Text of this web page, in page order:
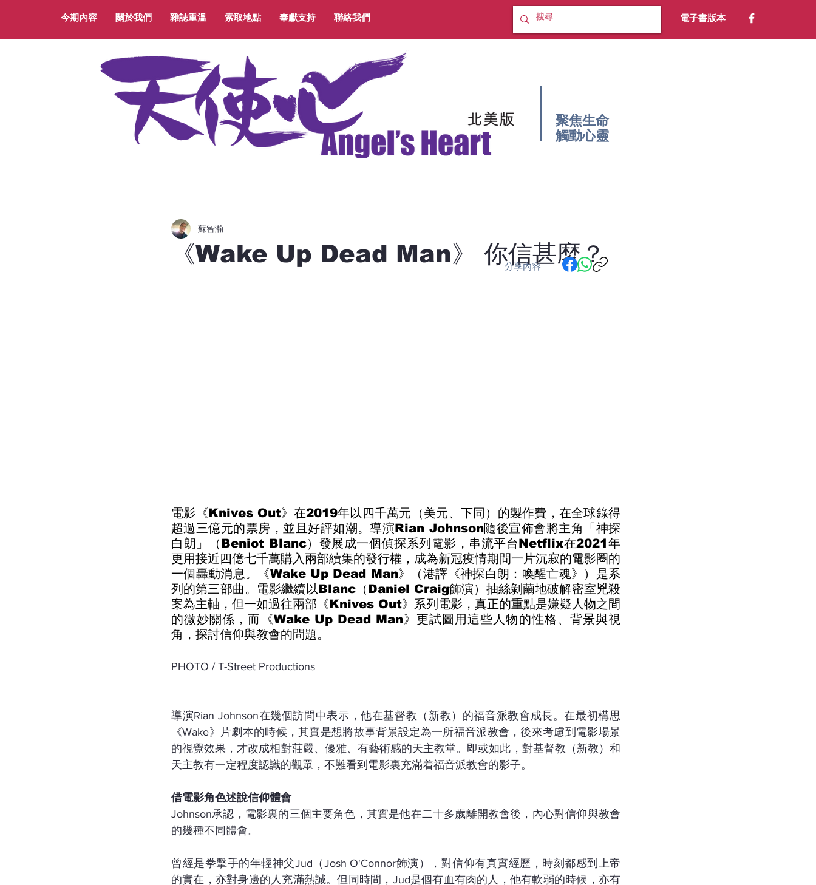
今期內容 關於我們 雜誌重溫 索取地點 奉獻支持 聯絡我們 電子書版本
聚焦生命
​觸動心靈
《Wake Up Dead Man》 你信甚麼？
蘇智瀚
電影《Knives Out》在2019年以四千萬元（美元、下同）的製作費，在全球錄得
超過三億元的票房，並且好評如潮。導演Rian Johnson隨後宣佈會將主角「神探
白朗」（Beniot Blanc）發展成一個偵探系列電影，串流平台Netflix在2021年
更用接近四億七千萬購入兩部續集的發行權，成為新冠疫情期間一片沉寂的電影圈的
一個轟動消息。《Wake Up Dead Man》（港譯《神探白朗：喚醒亡魂》）是系
列的第三部曲。電影繼續以Blanc（Daniel Craig飾演）抽絲剝繭地破解密室兇殺
案為主軸，但一如過往兩部《Knives Out》系列電影，真正的重點是嫌疑人物之間
的微妙關係，而《Wake Up Dead Man》更試圖用這些人物的性格、背景與視
角，探討信仰與教會的問題。
PHOTO / T-Street Productions
導演Rian Johnson在幾個訪問中表示，他在基督教（新教）的福音派教會成長。在最初構思
《Wake》片劇本的時候，其實是想將故事背景設定為一所福音派教會，後來考慮到電影場景
的視覺效果，才改成相對莊嚴、優雅、有藝術感的天主教堂。即或如此，對基督教（新教）和
天主教有一定程度認識的觀眾，不難看到電影裏充滿着福音派教會的影子。
借電影角色述說信仰體會
Johnson承認，電影裏的三個主要角色，其實是他在二十多歲離開教會後，內心對信仰與教會
的幾種不同體會。
曾經是拳擊手的年輕神父Jud（Josh O'Connor飾演），對信仰有真實經歷，時刻都感到上帝
的實在，亦對身邊的人充滿熱誠。但同時間，Jud是個有血有肉的人，他有軟弱的時候，亦有
分享內容